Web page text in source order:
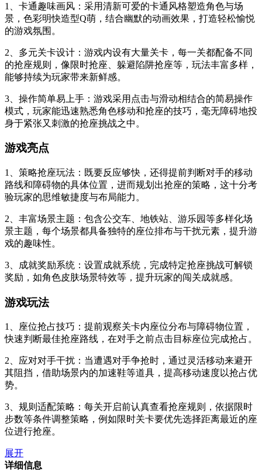
1、卡通趣味画风：采用清新可爱的卡通风格塑造角色与场
景，色彩明快造型Q萌，结合幽默的动画效果，打造轻松愉悦
的游戏氛围。
2、多元关卡设计：游戏内设有大量关卡，每一关都配备不同
的抢座规则，像限时抢座、躲避陷阱抢座等，玩法丰富多样，
能够持续为玩家带来新鲜感。
3、操作简单易上手：游戏采用点击与滑动相结合的简易操作
模式，玩家能迅速熟悉角色移动和抢座的技巧，毫无障碍地投
身于紧张又刺激的抢座挑战之中。
游戏亮点
1、策略抢座玩法：既要反应够快，还得提前判断对手的移动
路线和障碍物的具体位置，进而规划出抢座的策略，这十分考
验玩家的思维敏捷度与布局能力。
2、丰富场景主题：包含公交车、地铁站、游乐园等多样化场
景主题，每个场景都具备独特的座位排布与干扰元素，提升游
戏的趣味性。
3、成就奖励系统：设置成就系统，完成特定抢座挑战可解锁
奖励，如角色皮肤场景特效等，提升玩家的闯关成就感。
游戏玩法
1、座位抢占技巧：提前观察关卡内座位分布与障碍物位置，
快速判断最佳抢座路线，在对手之前点击目标座位完成抢占。
2、应对对手干扰：当遭遇对手争抢时，通过灵活移动来避开
其阻挡，借助场景内的加速鞋等道具，提高移动速度以抢占优
势。
3、规则适配策略：每关开启前认真查看抢座规则，依据限时
步数等条件调整策略，例如限时关卡要优先选择距离最近的座
位进行抢座。
展开
详细信息